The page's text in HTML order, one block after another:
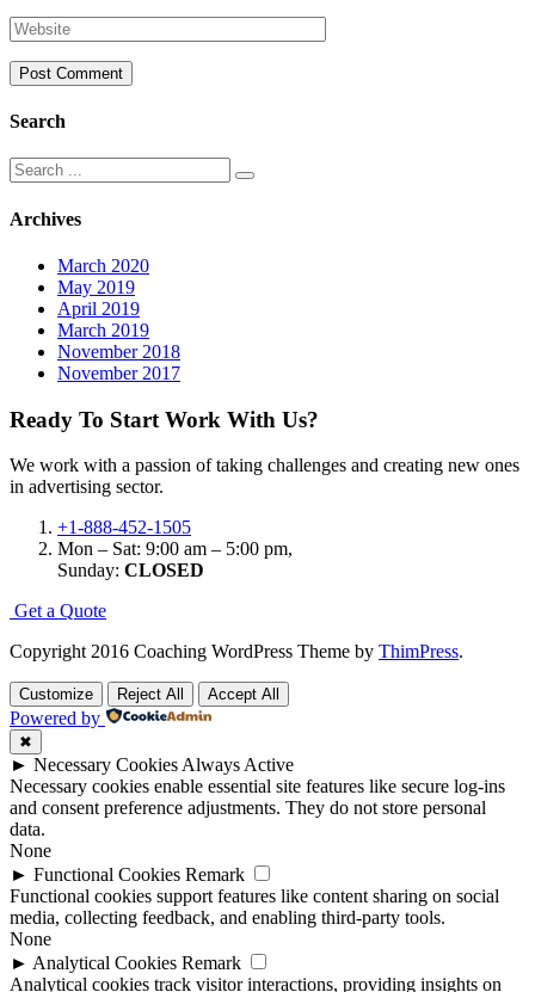
Search
Search
for:
Archives
March 2020
May 2019
April 2019
March 2019
November 2018
November 2017
Ready To Start Work With Us?
We work with a passion of taking challenges and creating new ones
in advertising sector.
+1-888-452-1505
Mon – Sat: 9:00 am – 5:00 pm,
Sunday: CLOSED
Get a Quote
Copyright 2016 Coaching WordPress Theme by ThimPress.
Customize Reject All Accept All
Powered by
✖
► Necessary Cookies Always Active
Necessary cookies enable essential site features like secure log-ins
and consent preference adjustments. They do not store personal
data.
None
► Functional Cookies Remark
Functional cookies support features like content sharing on social
media, collecting feedback, and enabling third-party tools.
None
► Analytical Cookies Remark
Analytical cookies track visitor interactions, providing insights on